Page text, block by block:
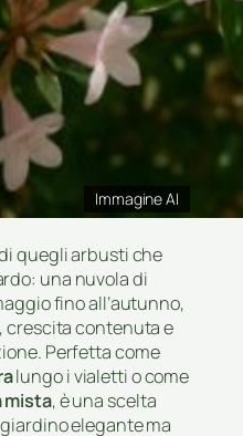
Immagine AI
quegli arbusti che
una nuvola di
fino all’autunno,
crescita contenuta e
Perfetta come
lungo i vialetti o come
mista, è una scelta
elegante ma